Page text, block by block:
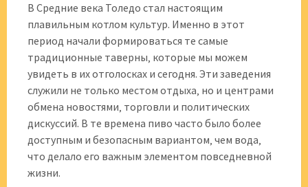
В Средние века Толедо стал настоящим
плавильным котлом культур. Именно в этот
период начали формироваться те самые
традиционные таверны‚ которые мы можем
увидеть в их отголосках и сегодня. Эти заведения
служили не только местом отдыха‚ но и центрами
обмена новостями‚ торговли и политических
дискуссий. В те времена пиво часто было более
доступным и безопасным вариантом‚ чем вода‚
что делало его важным элементом повседневной
жизни.